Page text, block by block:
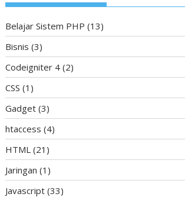
Belajar Sistem PHP (13)
Bisnis (3)
Codeigniter 4 (2)
CSS (1)
Gadget (3)
htaccess (4)
HTML (21)
Jaringan (1)
Javascript (33)